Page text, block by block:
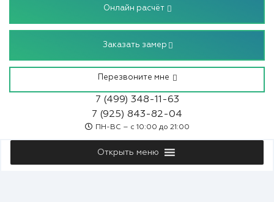
Онлайн расчёт
Заказать замер
Перезвоните мне
7 (499) 348-11-63
7 (925) 843-82-04
ПН-ВС – с 10:00 до 21:00
Открыть меню